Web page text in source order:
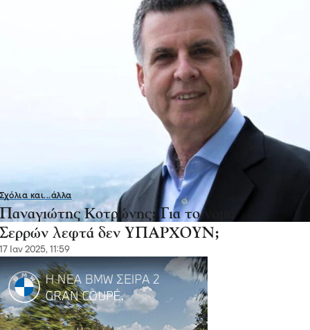
Σχόλια και...άλλα
Παναγιώτης Κοτρώνης: Για το νομό
Σερρών λεφτά δεν ΥΠΑΡΧΟΥΝ;
17 Ιαν 2025, 11:59